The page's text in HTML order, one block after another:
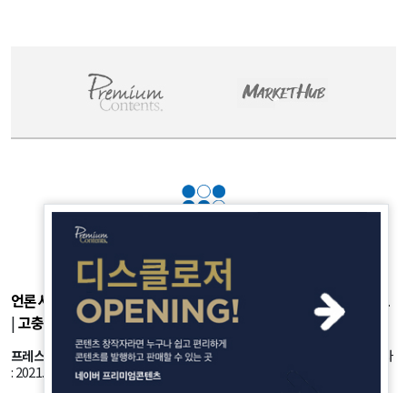
언론사소개 |개인정보취급방침|광고후원 부가서비스|기사제보
|고충처리 |청소년보호정책
프레스룸
: 서울시 강서구 공항대로 45길 25 등록번호: 서울 아53981 등록일자
: 2021.10.18 발행인: 정유란 편집인: 신한진